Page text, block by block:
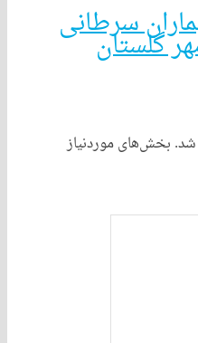
سرطانی
موردنیاز